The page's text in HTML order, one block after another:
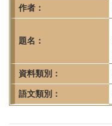
研
究
所-
首
頁
作者：
題名：
資料類別：
語文類別：